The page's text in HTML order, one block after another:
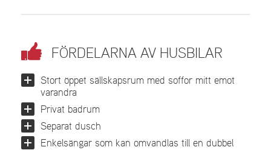
FÖRDELARNA AV HUSBILAR
Stort öppet sällskapsrum med soffor mitt emot
varandra
Privat badrum
Separat dusch
Enkelsängar som kan omvandlas till en dubbel